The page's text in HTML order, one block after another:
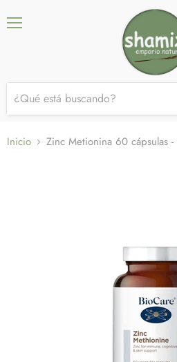
Inicio Zinc Metionina 60 cápsulas -